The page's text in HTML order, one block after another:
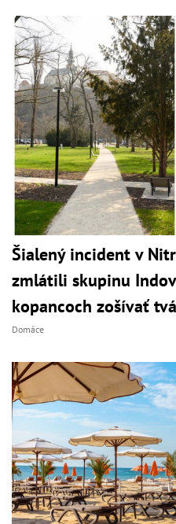
Šialený incident v
zmlátili skupinu
kopancoch zošívať
Domáce